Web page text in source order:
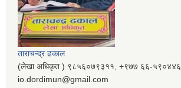
ताराचन्द्र ढकाल
(लेखा अधिकृत ) ९८५६०७९३११, ‌‍‍+९७७ ६६-५९०४४६
io.dordimun@gmail.com